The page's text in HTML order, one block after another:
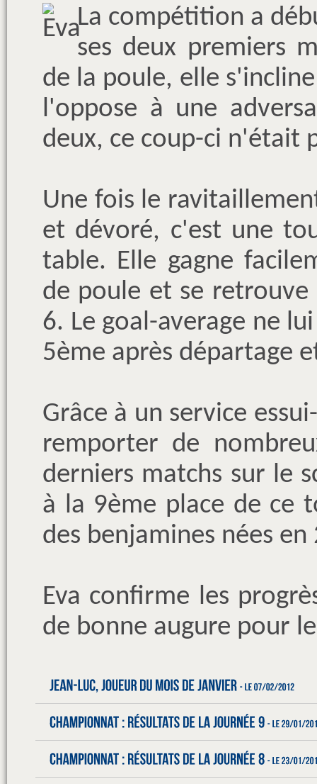
La compétition a
ses deux premiers
de la poule, elle
l'oppose à une
deux, ce coup-ci n'était
Une fois le
et dévoré, c'est une
table. Elle gagne
de poule et se retrouve
6. Le goal-average ne
5ème après départage
Grâce à un service
remporter de
derniers matchs sur le
à la 9ème place de ce
des benjamines nées en
Eva confirme les
de bonne augure pour